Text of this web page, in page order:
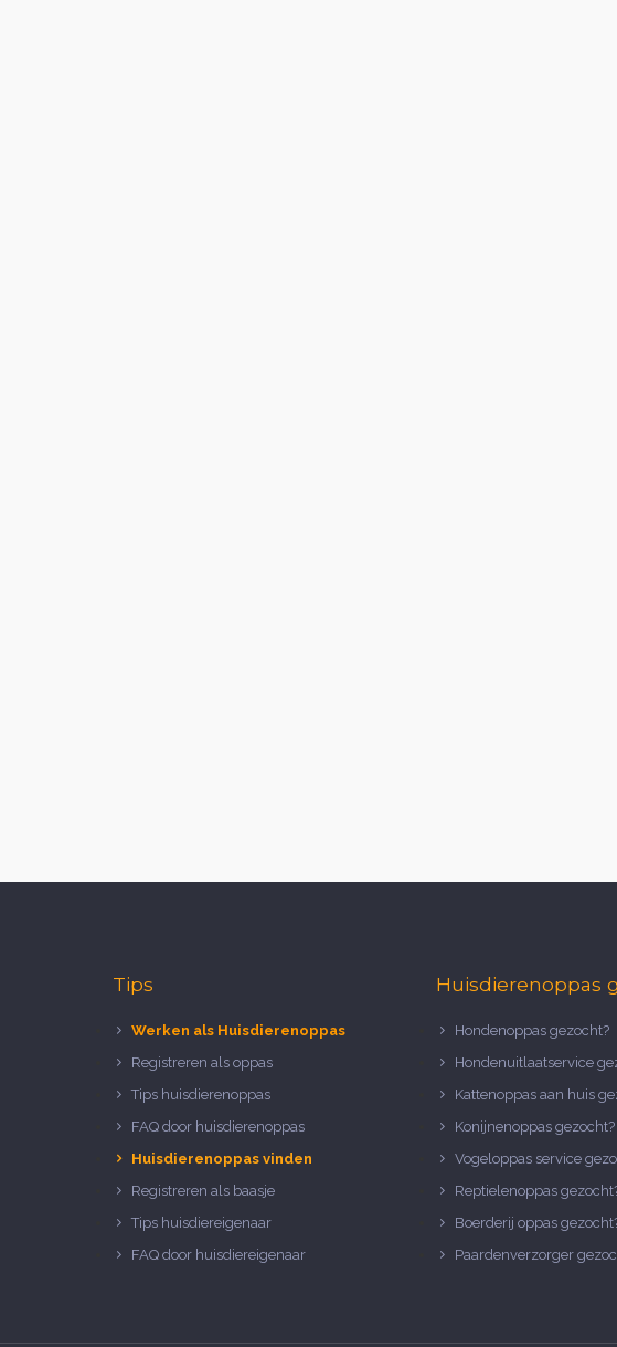
Tips
Werken als Huisdierenoppas
Registreren als oppas
Tips huisdierenoppas
FAQ door huisdierenoppas
Huisdierenoppas vinden
Registreren als baasje
Tips huisdiereigenaar
FAQ door huisdiereigenaar
Huisdierenoppas
Hondenoppas gezocht?
Hondenuitlaatservice
Kattenoppas aan huis
Konijnenoppas gezocht?
Vogeloppas service
Reptielenoppas
Boerderij oppas
Paardenverzorger